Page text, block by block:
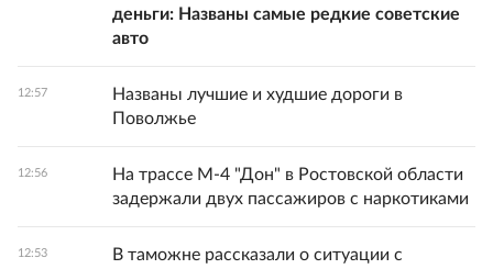
деньги: Названы самые редкие советские
авто
12:57
Названы лучшие и худшие дороги в
Поволжье
12:56
На трассе М-4 "Дон" в Ростовской области
задержали двух пассажиров с наркотиками
12:53
В таможне рассказали о ситуации с